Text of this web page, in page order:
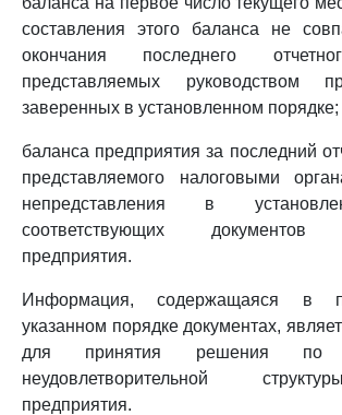
составления этого баланса не
окончания последнего
представляемых руководством
заверенных в установленном порядке;
баланса предприятия за последний
представляемого налоговыми
непредставления в
соответствующих документов
предприятия.
Информация, содержащаяся в
указанном порядке документах,
для принятия решения по
неудовлетворительной
предприятия.